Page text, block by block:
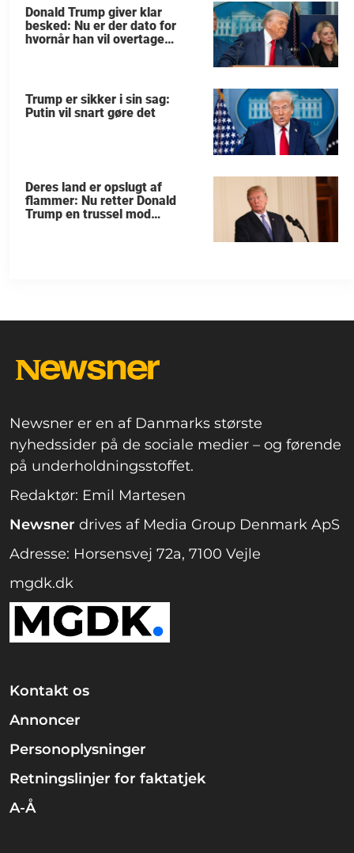
Donald Trump giver klar
besked: Nu er der dato for
hvornår han vil overtage
Trump er sikker i sin sag:
Putin vil snart gøre det
Deres land er opslugt af
flammer: Nu retter Donald
Trump en trussel mod
Newsner er en af Danmarks største
nyhedssider på de sociale medier – og førende
på underholdningsstoffet.
Redaktør: Emil Martesen
Newsner drives af Media Group Denmark ApS
Adresse: Horsensvej 72a, 7100 Vejle
mgdk.dk
Kontakt os
Annoncer
Personoplysninger
Retningslinjer for faktatjek
A-Å